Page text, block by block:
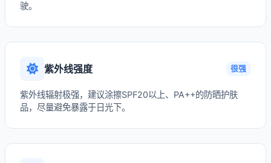
驶。
紫外线强度 很强
紫外线辐射极强，建议涂擦SPF20以上、PA++的防晒护肤
品，尽量避免暴露于日光下。